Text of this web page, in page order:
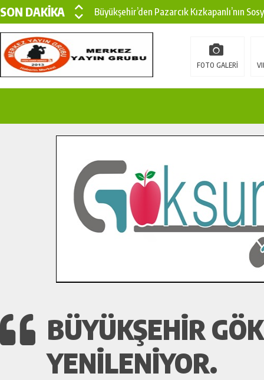
SON DAKİKA
Büyükşehir’den Pazarcık Kızkapanlı’nın
Büyükşehir’den Pazarcık Kırsalına Modern
Çin’den KSÜ’ye Uluslararası Başarı:
İlçe Jandarma Komutanı Karakaya’dan
Bertiz’in Yeni Köprüsünde Sona Doğru.
FOTO GALERİ
BÜYÜKŞEHIR
YENILENIYOR.